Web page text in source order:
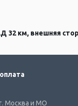
32 км, внешняя
Москва и МО